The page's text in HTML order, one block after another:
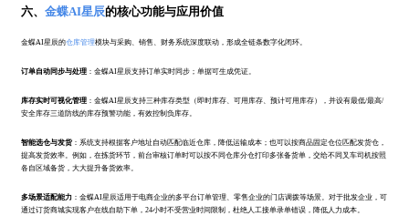
六、金蝶AI星辰的核心功能与应用价值
金蝶AI星辰的仓库管理模块与采购、销售、财务系统深度联动，形成全链条数字化闭环。
订单自动同步与处理 ：金蝶AI星辰支持订单实时同步；单据可生成凭证。
库存实时可视化管理 ：金蝶AI星辰支持三种库存类型（即时库存、可用库存、预计可用库存），并设有最低/最高/
安全库存三道防线的库存预警功能，有效控制负库存。
智能选仓与发货 ：系统支持根据客户地址自动匹配临近仓库，降低运输成本；也可以按商品固定仓位匹配发货仓，
提高发货效率。例如，在拣货环节，前台审核订单时可以按不同仓库分仓打印多张备货单，交给不同叉车司机按照
各自区域备货，大大提升备货效率。
多场景适配能力 ：金蝶AI星辰适用于电商企业的多平台订单管理、零售企业的门店调拨等场景。对于批发企业，可
通过订货商城实现客户在线自助下单，24小时不受营业时间限制，杜绝人工接单录单错误，降低人力成本。